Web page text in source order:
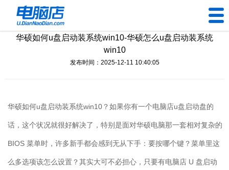
U盘工具
装机问题
电脑问题
华硕如何u盘启动装系统win10-华硕怎么u盘启动装系统
win10
发布时间：2025-12-11 10:40:05
华硕如何u盘启动装系统win10 ？如果你有一个电脑店u盘启动盘的
话，这个状况就很好解决了，特别是面对华硕电脑那一套相对复杂的
BIOS 菜单时，许多新手都会感到无从下手：要按哪个键？菜单里这
么多选项该怎么设置？其实大可不必担心，只要有电脑店 U 盘启动